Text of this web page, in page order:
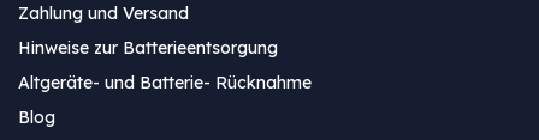
Zahlung und Versand
Hinweise zur Batterieentsorgung
Altgeräte- und Batterie- Rücknahme
Blog